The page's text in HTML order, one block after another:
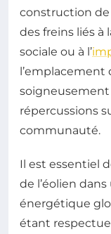
construction
des freins liés à
sociale ou à l’
l’emplacement
répercussions
communauté.
Il est essentiel
de l’éolien
énergétique
étant